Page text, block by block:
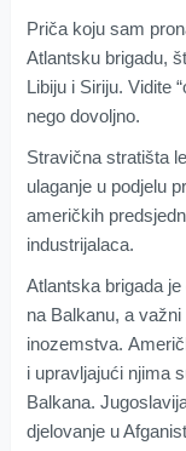
Priča koju sam
Atlantsku brigadu,
Libiju i Siriju. Vidite
nego dovoljno.
Stravična stratišta
ulaganje u podjelu
američkih
industrijalaca.
Atlantska brigada
na Balkanu, a
inozemstva.
i upravljajući njima
Balkana.
djelovanje u